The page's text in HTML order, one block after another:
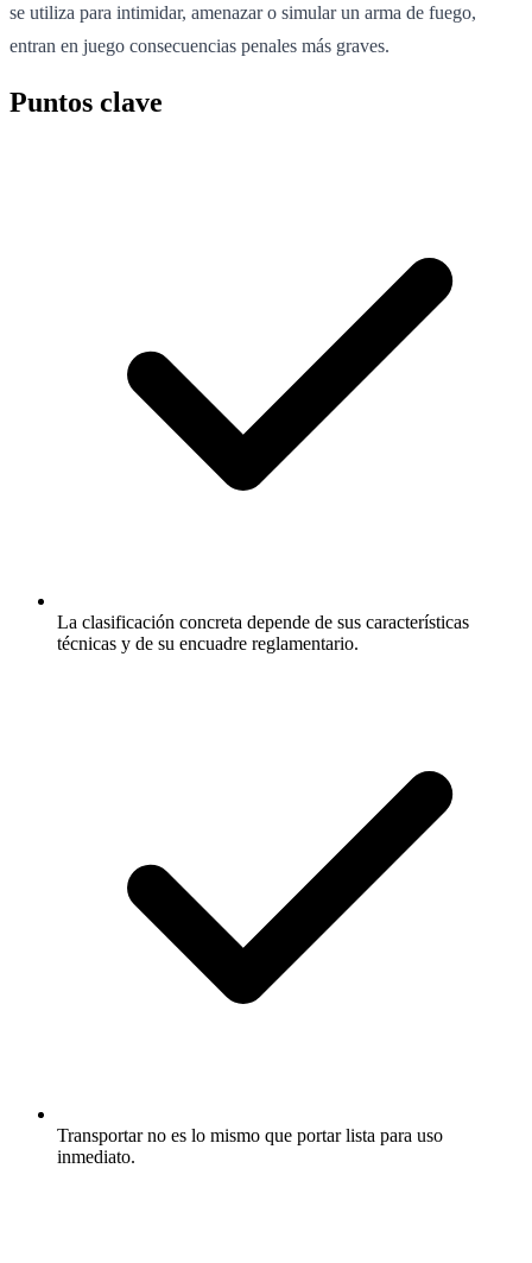
se utiliza para intimidar, amenazar o simular un arma de fuego,
entran en juego consecuencias penales más graves.
Puntos clave
La clasificación concreta depende de sus características
técnicas y de su encuadre reglamentario.
Transportar no es lo mismo que portar lista para uso
inmediato.